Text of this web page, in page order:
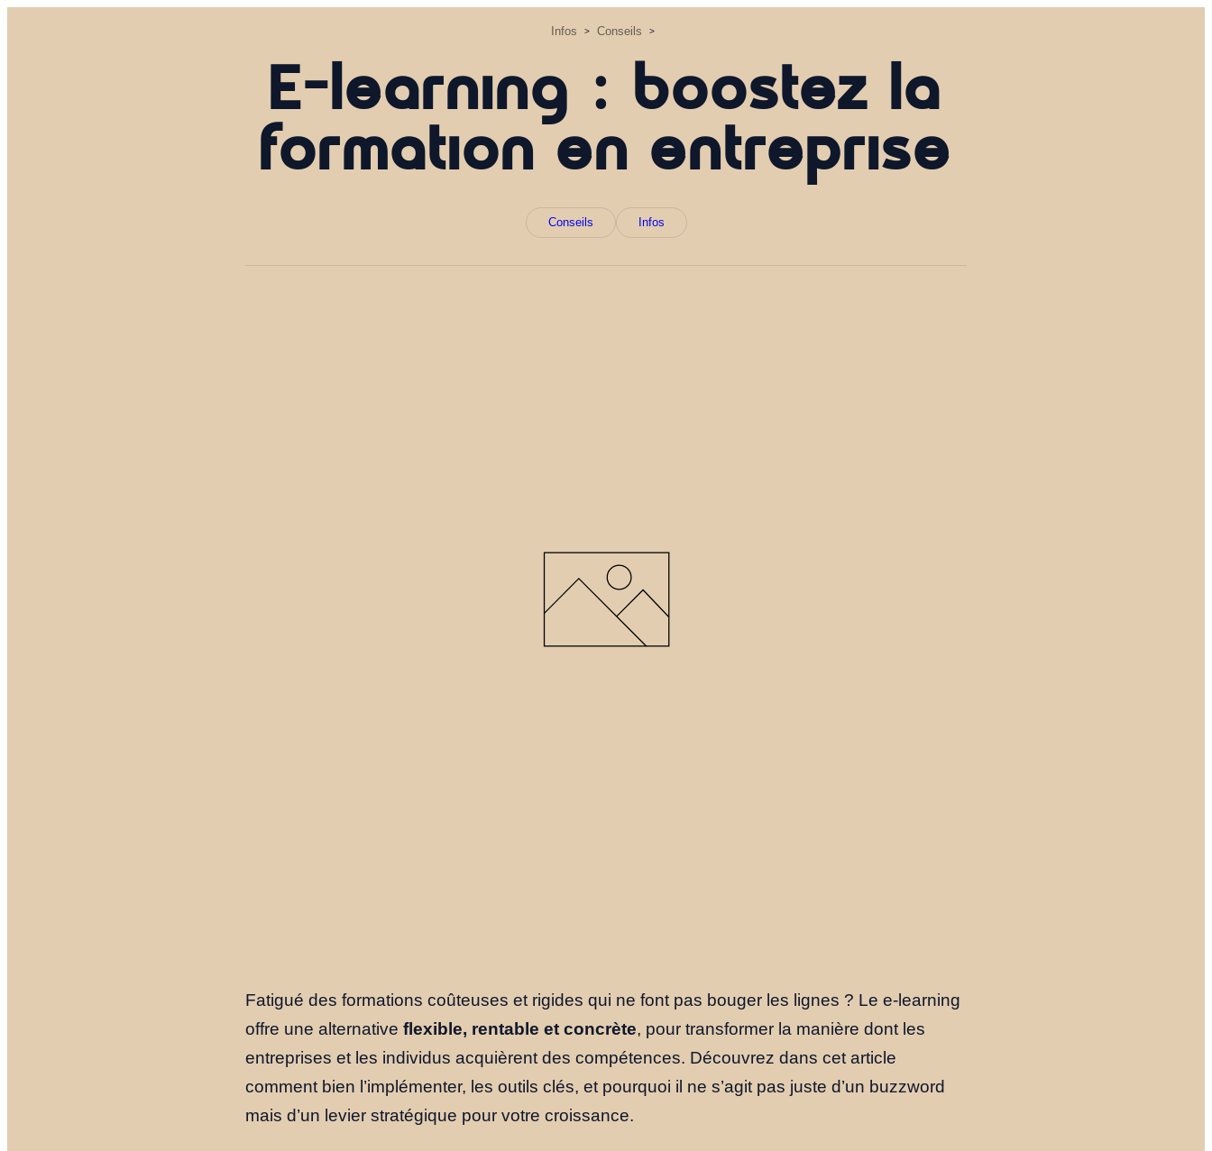
Infos > Conseils >
E-learning : boostez la
formation en entreprise
Conseils Infos
Fatigué des formations coûteuses et rigides qui ne font pas bouger les lignes ? Le e-learning
offre une alternative flexible, rentable et concrète, pour transformer la manière dont les
entreprises et les individus acquièrent des compétences. Découvrez dans cet article
comment bien l’implémenter, les outils clés, et pourquoi il ne s’agit pas juste d’un buzzword
mais d’un levier stratégique pour votre croissance.